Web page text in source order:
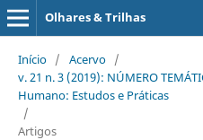
Olhares & Trilhas
Início / Acervo /
v. 21 n. 3 (2019): NÚMERO
Humano: Estudos e Práticas
/
Artigos